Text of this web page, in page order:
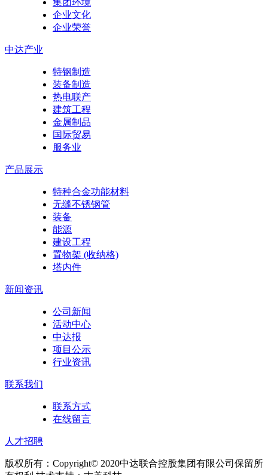
集团环境
企业文化
企业荣誉
中达产业
特钢制造
装备制造
热电联产
建筑工程
金属制品
国际贸易
服务业
产品展示
特种合金功能材料
无缝不锈钢管
装备
能源
建设工程
置物架 (收纳格)
塔内件
新闻资讯
公司新闻
活动中心
中达报
项目公示
行业资讯
联系我们
联系方式
在线留言
人才招聘
版权所有：Copyright© 2020中达联合控股集团有限公司保留所